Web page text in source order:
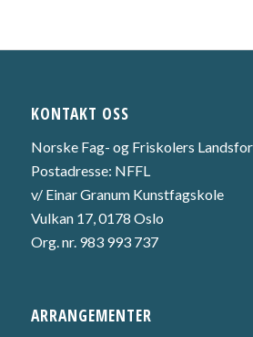
KONTAKT OSS
Norske Fag- og Friskolers
Postadresse: NFFL
v/ Einar Granum Kunstfagskole
Vulkan 17, 0178 Oslo
Org. nr. 983 993 737
ARRANGEMENTER